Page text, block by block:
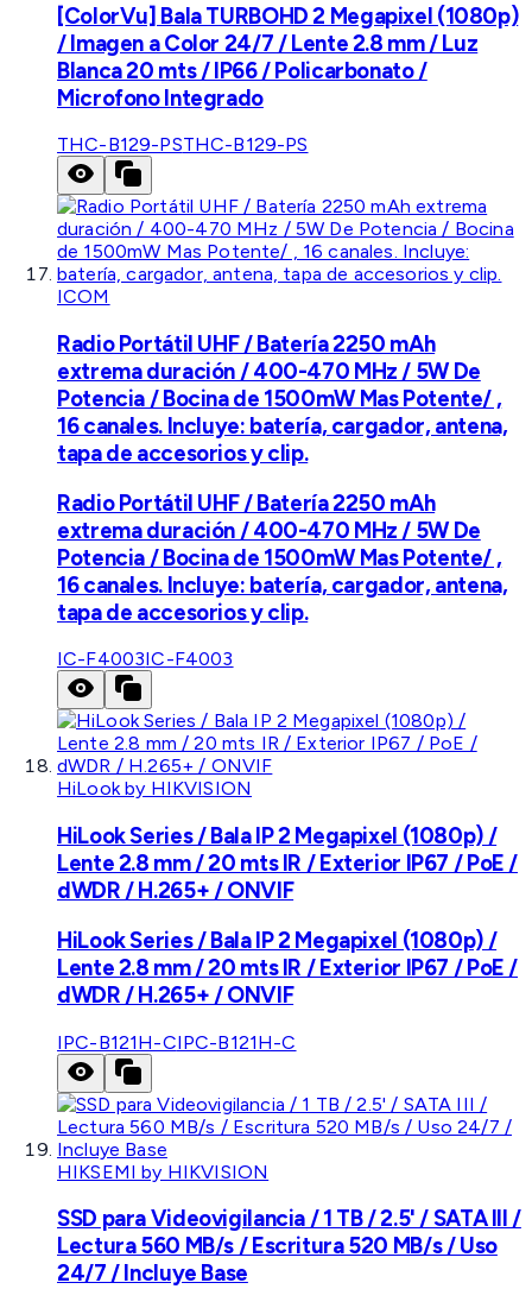
[ColorVu] Bala TURBOHD 2 Megapixel (1080p)
/ Imagen a Color 24/7 / Lente 2.8 mm / Luz
Blanca 20 mts / IP66 / Policarbonato /
Microfono Integrado
THC-B129-PSTHC-B129-PS
ICOM
Radio Portátil UHF / Batería 2250 mAh
extrema duración / 400-470 MHz / 5W De
Potencia / Bocina de 1500mW Mas Potente/ ,
16 canales. Incluye: batería, cargador, antena,
tapa de accesorios y clip.
Radio Portátil UHF / Batería 2250 mAh
extrema duración / 400-470 MHz / 5W De
Potencia / Bocina de 1500mW Mas Potente/ ,
16 canales. Incluye: batería, cargador, antena,
tapa de accesorios y clip.
IC-F4003IC-F4003
HiLook by HIKVISION
HiLook Series / Bala IP 2 Megapixel (1080p) /
Lente 2.8 mm / 20 mts IR / Exterior IP67 / PoE /
dWDR / H.265+ / ONVIF
HiLook Series / Bala IP 2 Megapixel (1080p) /
Lente 2.8 mm / 20 mts IR / Exterior IP67 / PoE /
dWDR / H.265+ / ONVIF
IPC-B121H-CIPC-B121H-C
HIKSEMI by HIKVISION
SSD para Videovigilancia / 1 TB / 2.5' / SATA III /
Lectura 560 MB/s / Escritura 520 MB/s / Uso
24/7 / Incluye Base